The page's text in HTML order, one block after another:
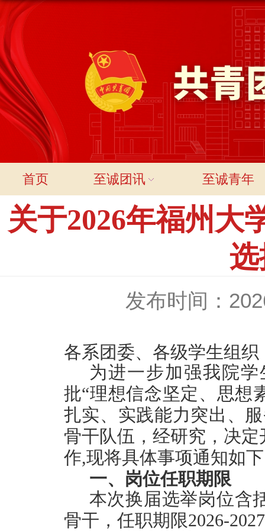
首页 至诚团讯 至诚青年
关于2026年福州大
发布时间：
各系团委、各级学生组织
为进一步加强我院
批“理想信念坚定、思想
扎实、实践能力突出、
骨干队伍， 经研究，决定
作,现将具体事项通知如
一、岗位任职期限
本次换届选举岗位含
骨干，任职期限2026-